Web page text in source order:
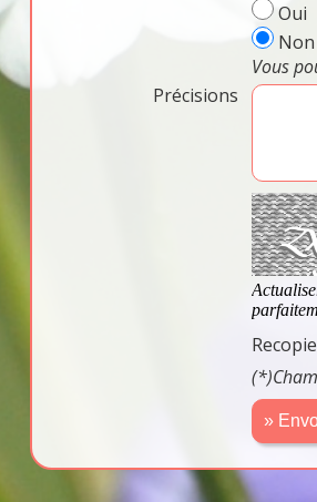
Oui
Non
Vous
Précisions
»